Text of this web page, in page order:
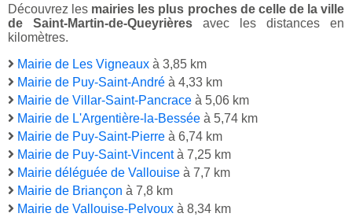
Découvrez les mairies les plus proches de celle de la ville
de Saint-Martin-de-Queyrières avec les distances en
kilomètres.
Mairie de Les Vigneaux à 3,85 km
Mairie de Puy-Saint-André à 4,33 km
Mairie de Villar-Saint-Pancrace à 5,06 km
Mairie de L'Argentière-la-Bessée à 5,74 km
Mairie de Puy-Saint-Pierre à 6,74 km
Mairie de Puy-Saint-Vincentà 7,25 km
Mairie déléguée de Vallouise à 7,7 km
Mairie de Briançon à 7,8 km
Mairie de Vallouise-Pelvoux à 8,34 km